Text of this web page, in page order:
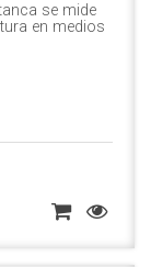
se mide
en medios